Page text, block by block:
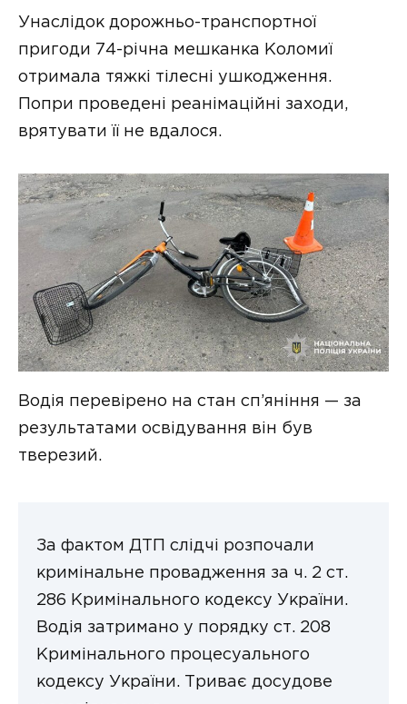
Унаслідок дорожньо-транспортної
пригоди 74-річна мешканка Коломиї
отримала тяжкі тілесні ушкодження.
Попри проведені реанімаційні заходи,
врятувати її не вдалося.
Водія перевірено на стан сп’яніння — за
результатами освідування він був
тверезий.
За фактом ДТП слідчі розпочали
кримінальне провадження за ч. 2 ст.
286 Кримінального кодексу України.
Водія затримано у порядку ст. 208
Кримінального процесуального
кодексу України. Триває досудове